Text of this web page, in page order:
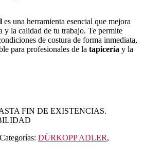
es una herramienta esencial que mejora
y la calidad de tu trabajo. Te permite
de costura de forma inmediata,
para profesionales de la tapicería y la
FIN DE EXISTENCIAS.
Categorías: DÜRKOPP ADLER,